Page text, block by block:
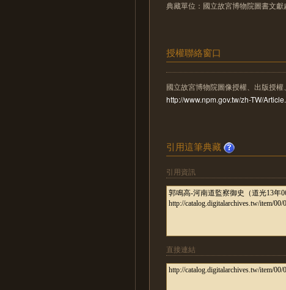
典藏單位：國立故宮博物院圖書文獻
授權聯絡窗口
國立故宮博物院圖像授權、出版授
http://www.npm.gov.tw/zh-TW/
引用這筆典藏
引用資訊
直接連結